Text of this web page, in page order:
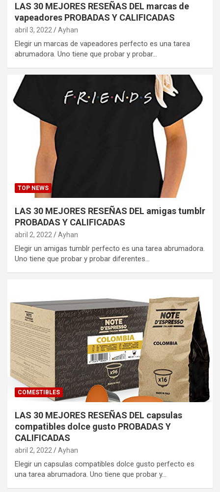
LAS 30 MEJORES RESEÑAS DEL marcas de
vapeadores PROBADAS Y CALIFICADAS
abril 3, 2022 Ayhan
Elegir un marcas de vapeadores perfecto es una tarea
abrumadora. Uno tiene que probar y probar…
TOP NEWS
LAS 30 MEJORES RESEÑAS DEL amigas tumblr
PROBADAS Y CALIFICADAS
abril 2, 2022 Ayhan
Elegir un amigas tumblr perfecto es una tarea abrumadora.
Uno tiene que probar y probar diferentes…
COMESTIBLES
LAS 30 MEJORES RESEÑAS DEL capsulas
compatibles dolce gusto PROBADAS Y
CALIFICADAS
abril 2, 2022 Ayhan
Elegir un capsulas compatibles dolce gusto perfecto es
una tarea abrumadora. Uno tiene que probar y…